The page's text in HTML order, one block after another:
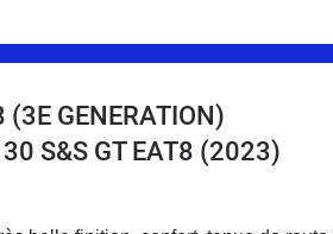
(3E GENERATION)
S&S GT EAT8 (2023)